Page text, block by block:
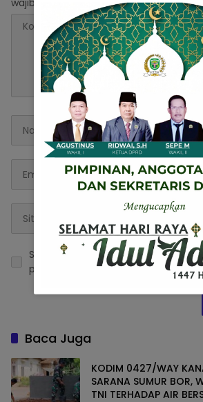
wajib ditandai
Simpan nama, email, dan situs web
peramban ini untuk komentar saya
Baca Juga
KODIM 0427/WAY
SARANA SUMUR BOR,
TNI TERHADAP AIR